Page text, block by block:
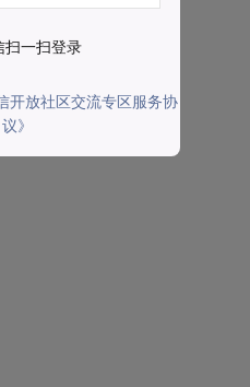
扫一扫登录
开放社区交流专区服务协
议》